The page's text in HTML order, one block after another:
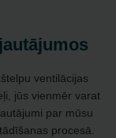
ventilācijas
jūs vienmēr varat
par mūsu
procesā.